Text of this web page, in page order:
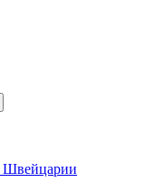
Швейцарии